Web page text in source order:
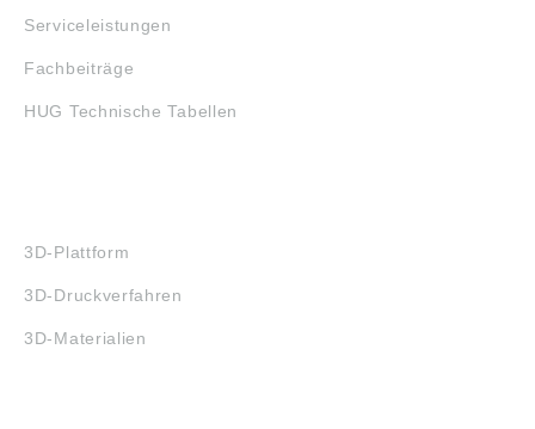
Serviceleistungen
Fachbeiträge
HUG Technische Tabellen
3D-Plattform
3D-Druckverfahren
3D-Materialien